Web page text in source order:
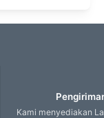
Kami menyediakan